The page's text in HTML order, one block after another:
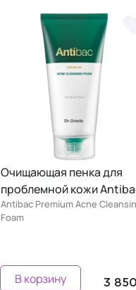
Очищающая пенка для
проблемной кожи
Antibac Premium Acne
Foam
3
В корзину